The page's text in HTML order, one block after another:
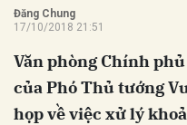
Đăng Chung
17/10/2018 21:51
Văn phòng Chính
của Phó Thủ tướng
họp về việc xử lý